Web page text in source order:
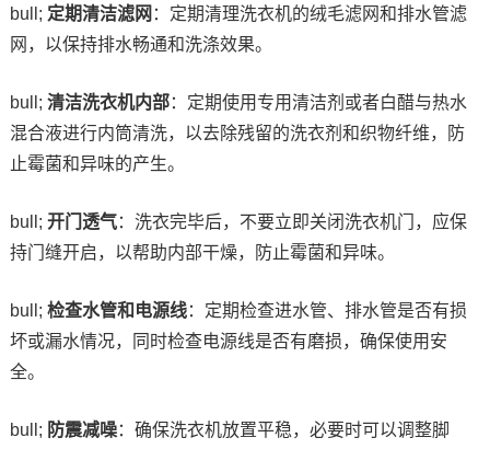
bull; 定期清洁滤网 ：定期清理洗衣机的绒毛滤网和排水管滤
网，以保持排水畅通和洗涤效果。
bull; 清洁洗衣机内部：定期使用专用清洁剂或者白醋与热水
混合液进行内筒清洗，以去除残留的洗衣剂和织物纤维，防
止霉菌和异味的产生。
bull; 开门透气：洗衣完毕后，不要立即关闭洗衣机门，应保
持门缝开启，以帮助内部干燥，防止霉菌和异味。
bull; 检查水管和电源线：定期检查进水管、排水管是否有损
坏或漏水情况，同时检查电源线是否有磨损，确保使用安
全。
bull; 防震减噪：确保洗衣机放置平稳，必要时可以调整脚